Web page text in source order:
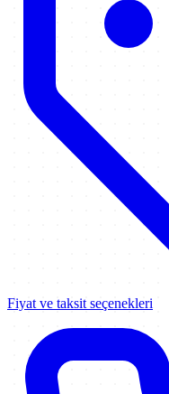
Fiyat ve taksit seçenekleri